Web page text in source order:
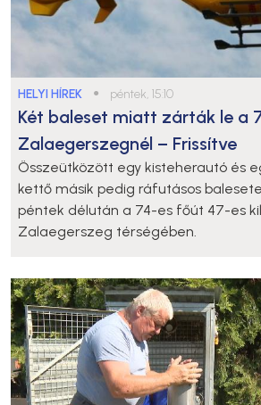
HELYI HÍREK ● péntek, 15:10
Két baleset miatt zárták le a
Zalaegerszegnél – Frissítve
Összeütközött egy kisteherautó és
kettő másik pedig ráfutásos
péntek délután a 74-es főút 47-es
Zalaegerszeg térségében.